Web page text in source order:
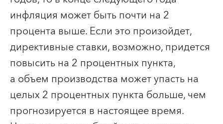
инфляция может быть почти на 2
процента выше. Если это произойдет,
директивные ставки, возможно, придется
повысить на 2 процентных пункта,
а объем производства может упасть на
целых 2 процентных пункта больше, чем
прогнозируется в настоящее время.